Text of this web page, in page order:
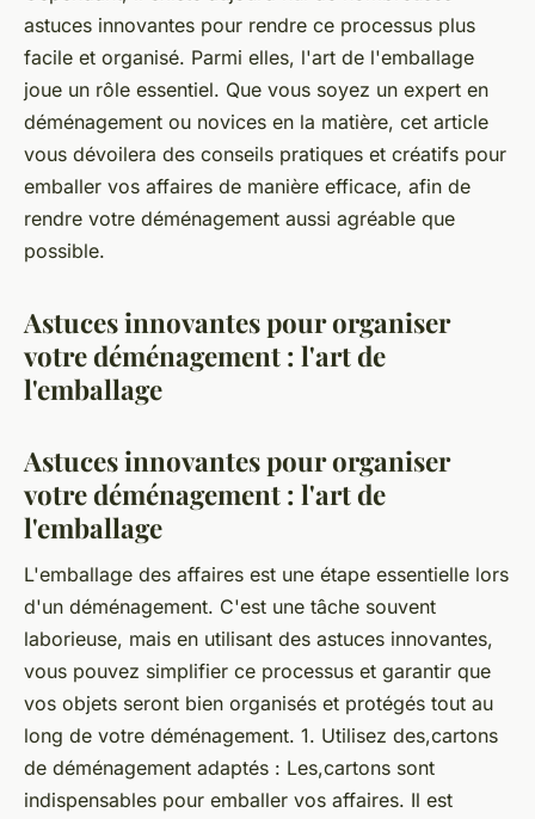
astuces innovantes pour rendre ce processus plus
facile et organisé. Parmi elles, l'art de l'emballage
joue un rôle essentiel. Que vous soyez un expert en
déménagement ou novices en la matière, cet article
vous dévoilera des conseils pratiques et créatifs pour
emballer vos affaires de manière efficace, afin de
rendre votre déménagement aussi agréable que
possible.
Astuces innovantes pour organiser
votre déménagement : l'art de
l'emballage
Astuces innovantes pour organiser
votre déménagement : l'art de
l'emballage
L'emballage des affaires est une étape essentielle lors
d'un déménagement. C'est une tâche souvent
laborieuse, mais en utilisant des astuces innovantes,
vous pouvez simplifier ce processus et garantir que
vos objets seront bien organisés et protégés tout au
long de votre déménagement. 1. Utilisez des,cartons
de déménagement adaptés : Les,cartons sont
indispensables pour emballer vos affaires. Il est